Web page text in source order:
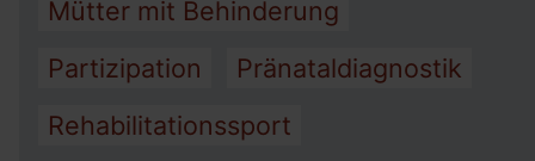
Mütter mit Behinderung
Partizipation
Pränataldiagnostik
Rehabilitationssport